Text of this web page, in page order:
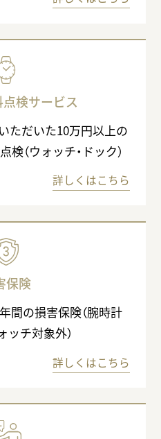
検サービス
ただいた10万円以上の
（ウォッチ・ドック）
詳しくはこちら
保険
間の損害保険（腕時計
チ対象外）
詳しくはこちら